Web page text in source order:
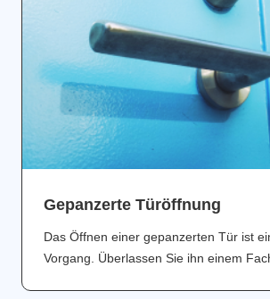
Gepanzerte Türöffnung
Das Öffnen einer gepanzerten Tür ist
Vorgang. Überlassen Sie ihn einem